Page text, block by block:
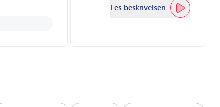
Les beskrivelsen